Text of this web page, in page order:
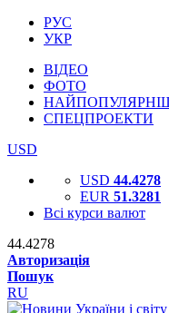
РУС
УКР
ВІДЕО
ФОТО
СПЕЦПРОЕКТИ
USD
USD 44.4278
EUR 51.3281
Всі курси валют
44.4278
Авторизація
Пошук
RU